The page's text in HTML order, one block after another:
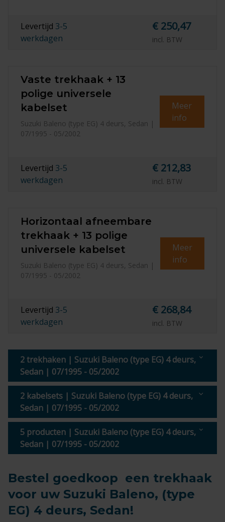
Levertijd 3-5
werkdagen
€ 250,47
incl. BTW
Vaste trekhaak + 13
polige universele
kabelset
Suzuki Baleno (type EG) 4 deurs, Sedan |
07/1995 - 05/2002
Meer
info
Levertijd 3-5
werkdagen
€ 212,83
incl. BTW
Horizontaal afneembare
trekhaak + 13 polige
universele kabelset
Suzuki Baleno (type EG) 4 deurs, Sedan |
07/1995 - 05/2002
Meer
info
Levertijd 3-5
werkdagen
€ 268,84
incl. BTW
2 trekhaken | Suzuki Baleno (type EG) 4 deurs,
Sedan | 07/1995 - 05/2002
2 kabelsets | Suzuki Baleno (type EG) 4 deurs,
Sedan | 07/1995 - 05/2002
5 producten | Suzuki Baleno (type EG) 4 deurs,
Sedan | 07/1995 - 05/2002
Bestel goedkoop een trekhaak
voor uw Suzuki Baleno, (type
EG) 4 deurs, Sedan!